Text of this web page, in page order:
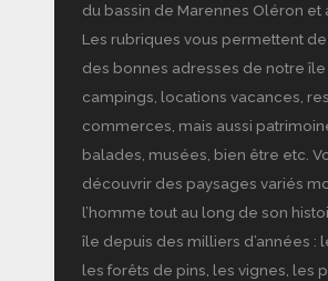
du bassin de Marennes Oléron et
Les rubriques vous permettent
des bonnes adresses de notre île
campings, locations vacances,
commerces, mais aussi
balades, musées, bien être etc.
découvrir des paysages variés
l’homme tout au long de son
île depuis des milliers d’années :
les forêts de pins, les vignes, les